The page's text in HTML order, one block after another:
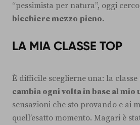
“pessimista per natura”, oggi
bicchiere mezzo pieno.
LA MIA CLASSE TOP
È difficile sceglierne una: la
cambia ogni volta in base al mio
sensazioni che sto provando e ai
quell’esatto momento. Magari è